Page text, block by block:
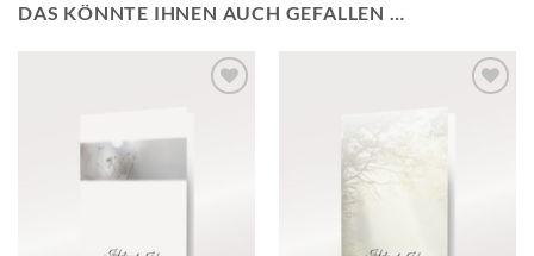
DAS KÖNNTE IHNEN AUCH GEFALLEN …